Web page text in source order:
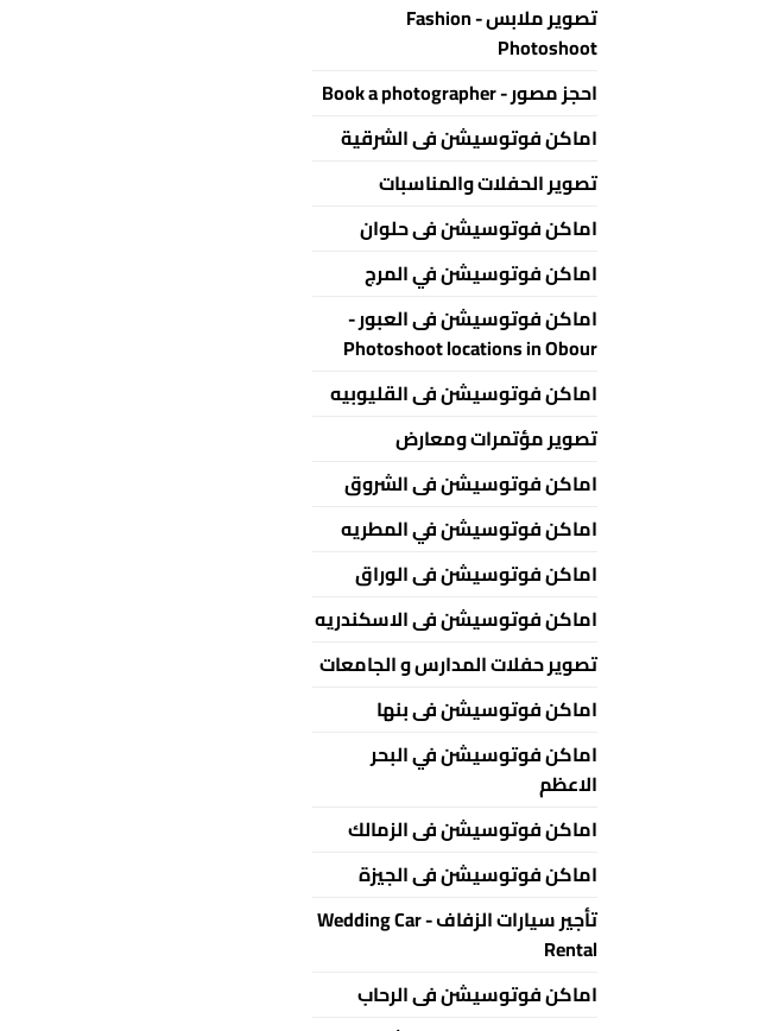
تصوير ملابس - Fashion
Photoshoot
احجز مصور - Book a photographer
اماكن فوتوسيشن فى الشرقية
تصوير الحفلات والمناسبات
اماكن فوتوسيشن فى حلوان
اماكن فوتوسيشن في المرج
اماكن فوتوسيشن فى العبور -
Photoshoot locations in Obour
اماكن فوتوسيشن فى القليوبيه
تصوير مؤتمرات ومعارض
اماكن فوتوسيشن فى الشروق
اماكن فوتوسيشن في المطريه
اماكن فوتوسيشن فى الوراق
اماكن فوتوسيشن فى الاسكندريه
تصوير حفلات المدارس و الجامعات
اماكن فوتوسيشن فى بنها
اماكن فوتوسيشن في البحر
الاعظم
اماكن فوتوسيشن فى الزمالك
اماكن فوتوسيشن فى الجيزة
تأجير سيارات الزفاف - Wedding Car
Rental
اماكن فوتوسيشن فى الرحاب